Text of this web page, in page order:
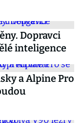
Dopravci
inteligence
a Alpine Pro